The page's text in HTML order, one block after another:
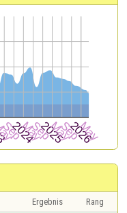
Ergebnis
Rang